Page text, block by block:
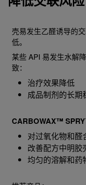
壳易发生乙醛诱导的
低。
某些 API 易发生水解
致：
治疗效果降低
成品制剂的长期
CARBOWAX™
对过氧化物和醛
改善配方中明胶
均匀的溶解和药